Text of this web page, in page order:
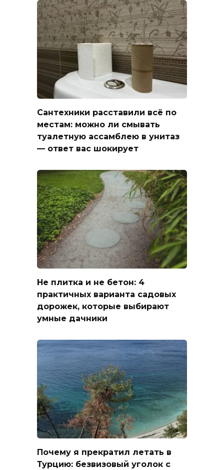
Сантехники расставили всё по
местам: можно ли смывать
туалетную ассамблею в унитаз
— ответ вас шокирует
Не плитка и не бетон: 4
практичных варианта садовых
дорожек, которые выбирают
умные дачники
Почему я прекратил летать в
Турцию: безвизовый уголок с